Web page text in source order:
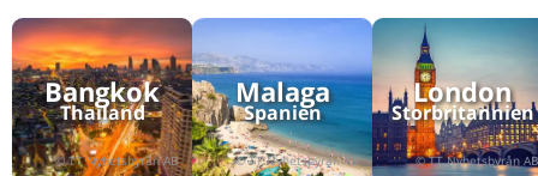
Palma de Mallorca 1 940 kr
EnkelresaStockholmtill
Göteborg 767 kr
EnkelresaBangkoktill
Perth 1 881 kr
Bangkok
Thailand
Malaga
Spanien
London
Storbritannien